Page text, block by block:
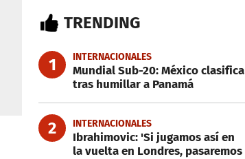
TRENDING
1 INTERNACIONALES
Mundial Sub-20: México clasifica
tras humillar a Panamá
2 INTERNACIONALES
Ibrahimovic: 'Si jugamos así en
la vuelta en Londres, pasaremos